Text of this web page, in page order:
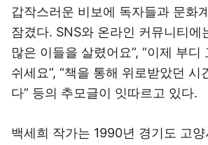
갑작스러운 비보에 독자들과 문화
잠겼다. SNS와 온라인 커뮤니티에
많은 이들을 살렸어요”, “이제 부디
쉬세요”, “책을 통해 위로받았던 시
다” 등의 추모글이 잇따르고 있다.
백세희 작가는 1990년 경기도 고